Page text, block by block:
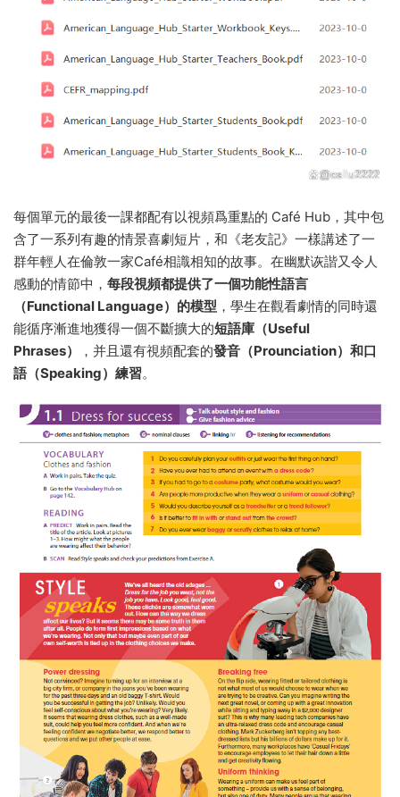
每個單元的最後一課都配有以視頻爲重點的 Café Hub，其中包
含了一系列有趣的情景喜劇短片，和《老友記》一樣講述了一
群年輕人在倫敦一家Café相識相知的故事。 在幽默诙諧又令人
感動的情節中， 每段視頻都提供了一個功能性語言
（Functional Language）的模型 ，學生在觀看劇情的同時還
能循序漸進地獲得一個不斷擴大的短語庫（Useful
Phrases）
，并且還有視頻配套的發音（Prounciation）和口
語（Speaking）練習。